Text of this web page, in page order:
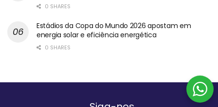
0 SHARES
Estádios da Copa do Mundo 2026 apostam em
energia solar e eficiência energética
0 SHARES